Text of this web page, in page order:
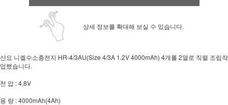
상세 정보를 확대해 보실 수 있습니다.
산요 니켈수소충전지 HR-4/3AU(Size 4/3A 1.2V 4000mAh) 4개를 2열로 직렬 조립작
업했습니다.
전 압 : 4.8V
용 량 : 4000mAh(4Ah)